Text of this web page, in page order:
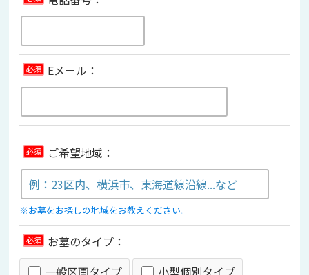
必須 Eメール：
必須 ご希望地域：
※お墓をお探しの地域をお教えください。
必須
お墓のタイプ：
一般区画タイプ
小型個別タイプ